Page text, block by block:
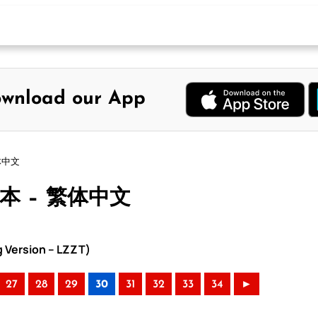
our App
文
– 繁体中文
– LZZT)
27 28 29 30 31 32 33 34 ►